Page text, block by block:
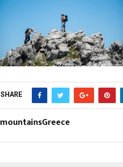
SHARE
mountainsGreece